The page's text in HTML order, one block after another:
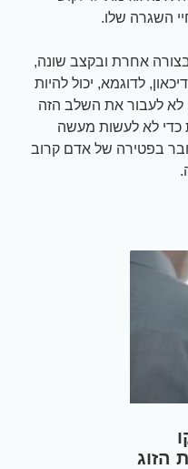
השגרה שלו.
אחרת ובקצב שונה,
לדוגמא, יכול להיות
לא לעבור את השלב הזה
כדי לא לעשות מעשה
בפטירה של אדם קרוב
הזוג